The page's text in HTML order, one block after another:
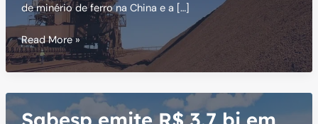
de minério de ferro na China e a […]
Minério
de
Ferro:
Com
Read More »